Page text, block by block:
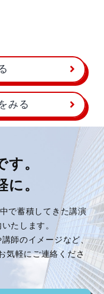
みる
。
。
で蓄積してきた講演
たします。
師のイメージなど、
気軽にご連絡くださ